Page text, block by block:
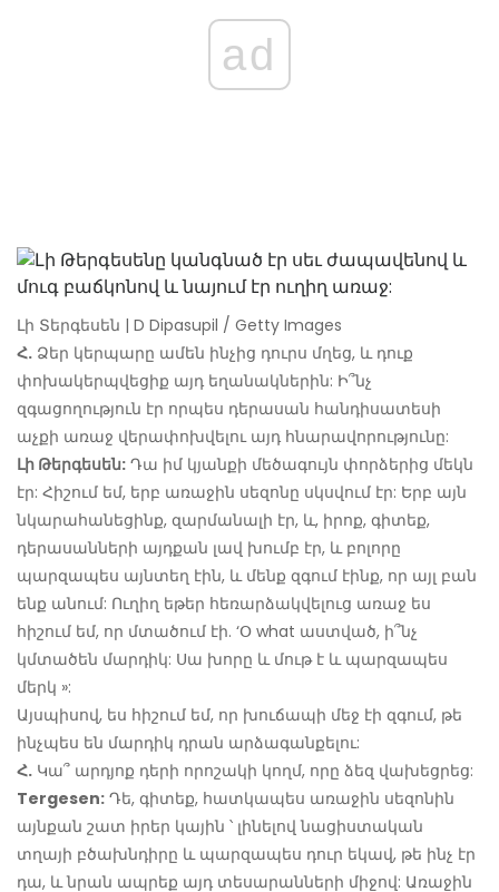
ad
Լի Տերգեսեն | D Dipasupil / Getty Images
Հ. Ձեր կերպարը ամեն ինչից դուրս մղեց, և դուք
փոխակերպվեցիք այդ եղանակներին: Ի՞նչ
զգացողություն էր որպես դերասան հանդիսատեսի
աչքի առաջ վերափոխվելու այդ հնարավորությունը:
Լի Թերգեսեն: Դա իմ կյանքի մեծագույն փորձերից մեկն
էր: Հիշում եմ, երբ առաջին սեզոնը սկսվում էր: Երբ այն
նկարահանեցինք, զարմանալի էր, և, իրոք, գիտեք,
դերասանների այդքան լավ խումբ էր, և բոլորը
պարզապես այնտեղ էին, և մենք զգում էինք, որ այլ բան
ենք անում: Ուղիղ եթեր հեռարձակվելուց առաջ ես
հիշում եմ, որ մտածում էի. ‘Օ what աստված, ի՞նչ
կմտածեն մարդիկ: Սա խորը և մութ է և պարզապես
մերկ »:
Այսպիսով, ես հիշում եմ, որ խուճապի մեջ էի զգում, թե
ինչպես են մարդիկ դրան արձագանքելու:
Հ. Կա՞ արդյոք դերի որոշակի կողմ, որը ձեզ վախեցրեց:
Tergesen: Դե, գիտեք, հատկապես առաջին սեզոնին
այնքան շատ իրեր կային ՝ լինելով նացիստական ​​
տղայի բծախնդիրը և պարզապես դուր եկավ, թե ինչ էր
դա, և նրան ապրեք այդ տեսարանների միջով: Առաջին